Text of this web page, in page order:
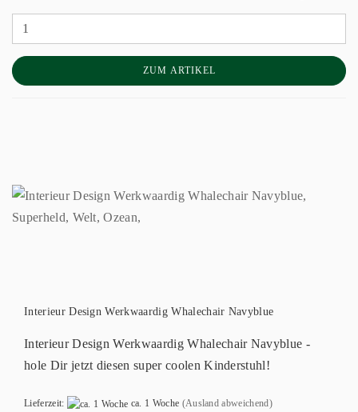
ZUM ARTIKEL
Interieur Design Werkwaardig Whalechair Navyblue
Interieur Design Werkwaardig Whalechair Navyblue -
hole Dir jetzt diesen super coolen Kinderstuhl!
Lieferzeit: ca. 1 Woche (Ausland abweichend)